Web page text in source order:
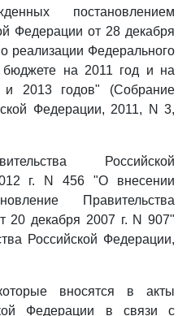
постановлением
Федерации от 28 декабря
реализации Федерального
на 2011 год и на
2013 годов" (Собрание
Федерации, 2011, N 3,
Российской
г. N 456 "О внесении
Правительства
20 декабря 2007 г. N 907"
Российской Федерации,
вносятся в акты
Федерации в связи с